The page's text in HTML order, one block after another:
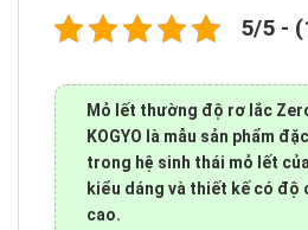
5/5 -
Mỏ lết thường độ rơ lắc
KOGYO là mẫu sản phẩm
trong hệ sinh thái mỏ lết
kiểu dáng và thiết kế có độ
cao.